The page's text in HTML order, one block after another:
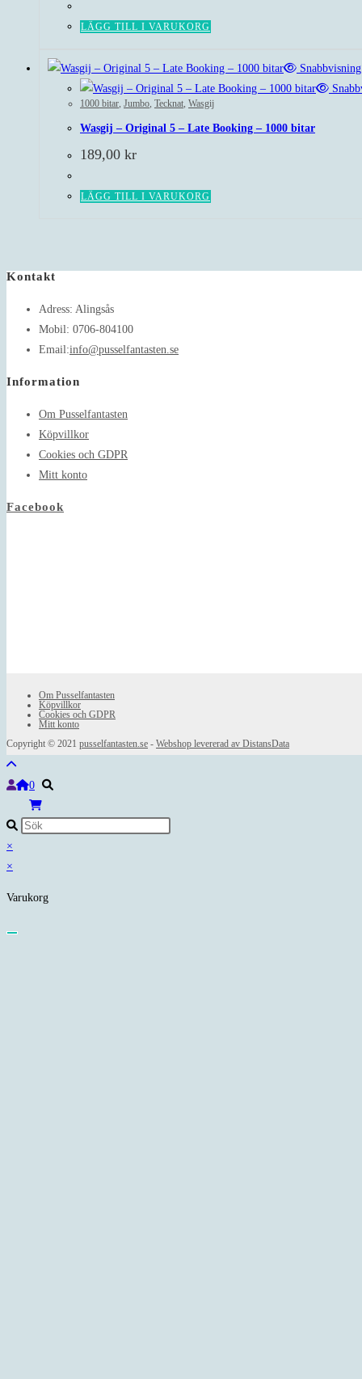
LÄGG TILL I VARUKORG
Snabbvisning
1000 bitar, Jumbo, Tecknat, Wasgij
Wasgij – Original 5 – Late Booking – 1000 bitar
189,00 kr
LÄGG TILL I VARUKORG
Kontakt
Adress: Alingsås
Mobil: 0706-804100
Email:info@pusselfantasten.seOpens
Information
Om Pusselfantasten
Köpvillkor
Cookies och GDPR
Mitt konto
Facebook
Om Pusselfantasten
Köpvillkor
Cookies och GDPR
Mitt konto
Copyright © 2021 pusselfantasten.se - Webshop levererad av DistansData
0
×
×
Varukorg